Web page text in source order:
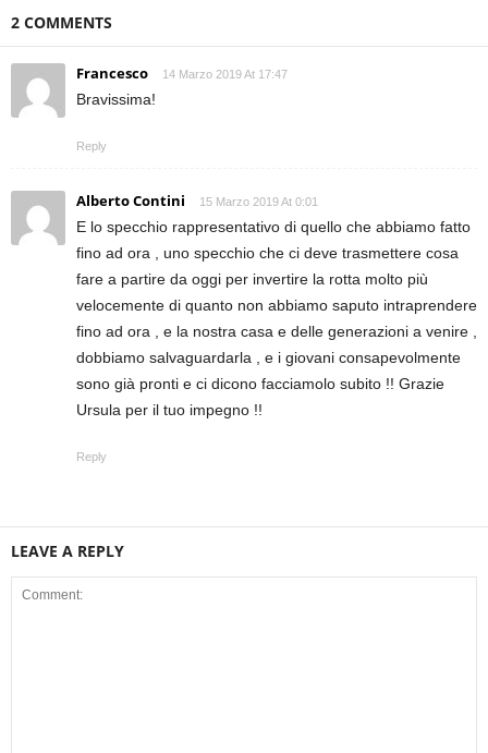
2 COMMENTS
Francesco 14 Marzo 2019 At 17:47
Bravissima!
Reply
Alberto Contini 15 Marzo 2019 At 0:01
E lo specchio rappresentativo di quello che abbiamo fatto
fino ad ora , uno specchio che ci deve trasmettere cosa
fare a partire da oggi per invertire la rotta molto più
velocemente di quanto non abbiamo saputo intraprendere
fino ad ora , e la nostra casa e delle generazioni a venire ,
dobbiamo salvaguardarla , e i giovani consapevolmente
sono già pronti e ci dicono facciamolo subito !! Grazie
Ursula per il tuo impegno !!
Reply
LEAVE A REPLY